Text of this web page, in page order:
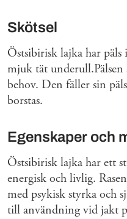
Skötsel
Östsibirisk lajka har
mjuk tät
behov. Den fäller sin
borstas.
Egenskaper och
Östsibirisk lajka har ett
energisk och livlig.
med psykisk styrka och
till användning vid jakt